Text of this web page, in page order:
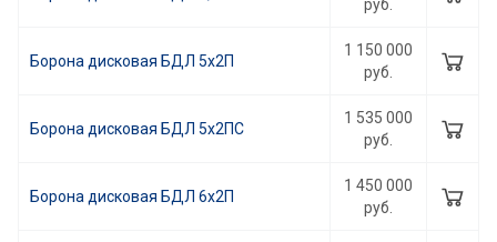
руб.
Борона дисковая БДЛ 5х2П
1 150 000
руб.
Борона дисковая БДЛ 5х2ПС
1 535 000
руб.
Борона дисковая БДЛ 6х2П
1 450 000
руб.